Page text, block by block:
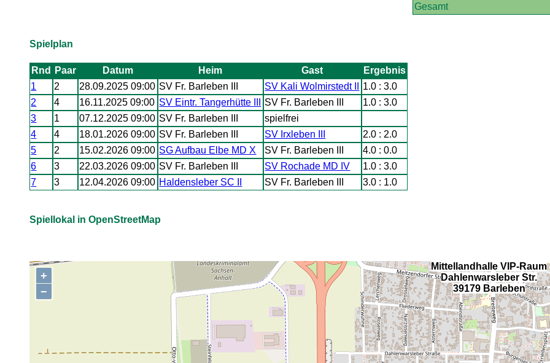
Gesamt
Spielplan
Rnd Paar Datum Heim Gast
Ergebnis
1
2 28.09.2025 09:00 SV Fr. Barleben III SV Kali Wolmirstedt II
1.0 : 3.0
2
4 16.11.2025 09:00 SV Eintr. Tangerhütte III SV Fr. Barleben III
1.0 : 3.0
3
1 07.12.2025 09:00 SV Fr. Barleben III
spielfrei
4
4 18.01.2026 09:00 SV Fr. Barleben III SV Irxleben III
2.0 : 2.0
5
2 15.02.2026 09:00 SG Aufbau Elbe MD X SV Fr. Barleben III
4.0 : 0.0
6
3 22.03.2026 09:00 SV Fr. Barleben III SV Rochade MD IV
1.0 : 3.0
7
3 12.04.2026 09:00 Haldensleber SC II SV Fr. Barleben III 3.0 : 1.0
Spiellokal in OpenStreetMap
+
−
Mittellandhalle VIP-Raum
Dahlenwarsleber Str.
39179 Barleben